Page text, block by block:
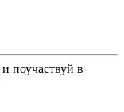
и поучаствуй в